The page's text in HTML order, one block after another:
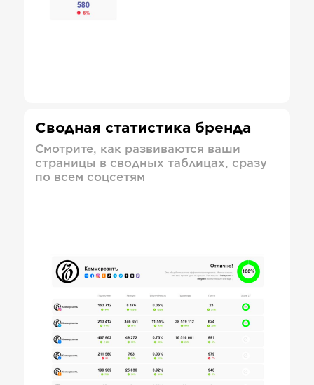
Сводная статистика бренда
Смотрите, как развиваются ваши
страницы в сводных таблицах, сразу
по всем соцсетям